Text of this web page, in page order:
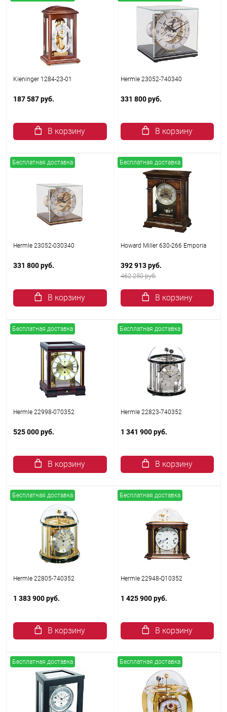
Kieninger 1284-23-01
187 587 руб.
В корзину
Hermle 23052-740340
331 800 руб.
В корзину
Бесплатная доставка
Hermle 23052-030340
331 800 руб.
В корзину
Бесплатная доставка
Howard Miller 630-266 Emporia
392 913 руб.
462 250 руб.
В корзину
Бесплатная доставка
Hermle 22998-070352
525 000 руб.
В корзину
Бесплатная доставка
Hermle 22823-740352
1 341 900 руб.
В корзину
Бесплатная доставка
Hermle 22805-740352
1 383 900 руб.
В корзину
Бесплатная доставка
Hermle 22948-Q10352
1 425 900 руб.
В корзину
Бесплатная доставка Бесплатная доставка